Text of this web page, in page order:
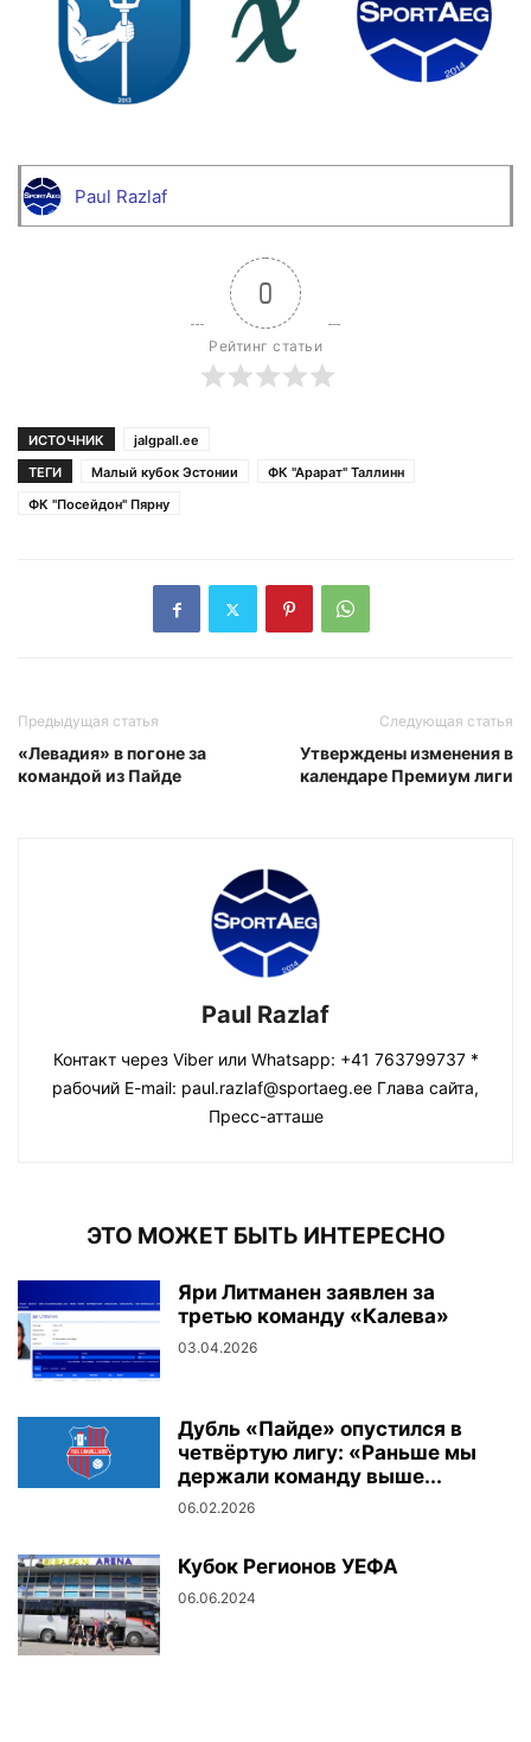
Paul Razlaf
0
Рейтинг статьи
ИСТОЧНИК
jalgpall.eе
ТЕГИ
Малый кубок Эстонии
ФК "Арарат" Таллинн
ФК "Посейдон" Пярну
Предыдущая статья
«Левадия» в погоне за
командой из Пайде
Следующая статья
Утверждены изменения в
календаре Премиум лиги
Paul Razlaf
Контакт через Viber или Whatsapp: +41 763799737 *
рабочий E-mail: paul.razlaf@sportaeg.ee Глава сайта,
Пресс-атташе
ЭТО МОЖЕТ БЫТЬ ИНТЕРЕСНО
Яри Литманен заявлен за
третью команду «Калева»
03.04.2026
Дубль «Пайде» опустился в
четвёртую лигу: «Раньше мы
держали команду выше...
06.02.2026
Кубок Регионов УЕФА
06.06.2024